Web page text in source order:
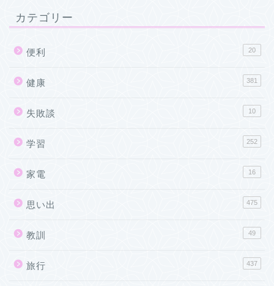
カテゴリー
便利 20
健康 381
失敗談 10
学習 252
家電 16
思い出 475
教訓 49
旅行 437